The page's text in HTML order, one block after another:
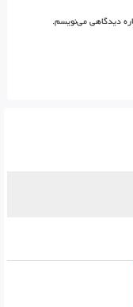
دیدگاهی می‌نویسم.